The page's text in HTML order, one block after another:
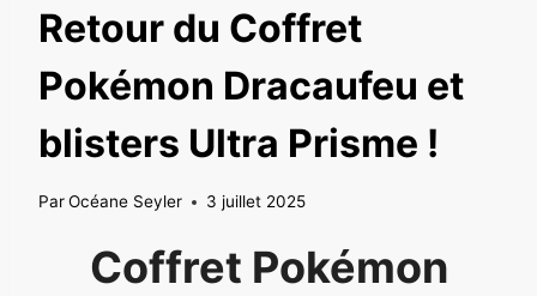
Retour du Coffret
Pokémon Dracaufeu et
blisters Ultra Prisme !
ParOcéane Seyler 3 juillet 2025
Coffret Pokémon